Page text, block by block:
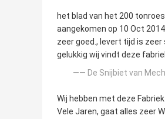
het blad van het 200
aangekomen op 10 Oct
zeer goed., levert tijd is
gelukkig wij vindt deze
—— De Snijbiet van
Wij hebben met deze
Vele Jaren, gaat alles zeer